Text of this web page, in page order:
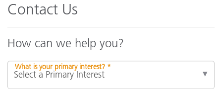
Contact Us
How can we help you?
What is your primary interest? *